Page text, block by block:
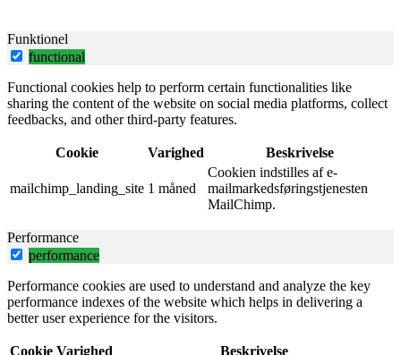
Funktionel
functional
Functional cookies help to perform certain functionalities like
sharing the content of the website on social media platforms, collect
feedbacks, and other third-party features.
Cookie Varighed Beskrivelse
mailchimp_landing_site 1 måned
Cookien indstilles af e-
mailmarkedsføringstjenesten
MailChimp.
Performance
performance
Performance cookies are used to understand and analyze the key
performance indexes of the website which helps in delivering a
better user experience for the visitors.
Cookie Varighed Beskrivelse